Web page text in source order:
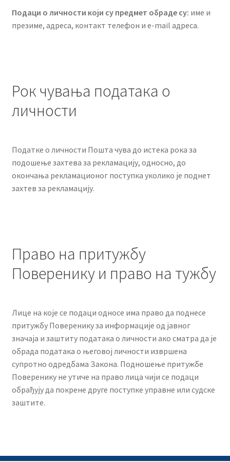
Подаци о личности који су предмет обраде су: име и
презиме, адреса, контакт телефон и e-mail адреса.
Рок чувања података о
личности
Податке о личности Пошта чува до истека рока за
подошење захтева за рекламацију, односно, до
окончања рекламационог поступка уколико је поднет
захтев за рекламацију.
Право на притужбу
Поверенику и право на тужбу
Лице на које се подаци односе има право да поднесе
притужбу Поверенику за информације од јавног
значаја и заштиту података о личности ако сматра да је
обрада података о његовој личности извршена
супротно одредбама Закона. Подношење притужбе
Поверенику не утиче на право лица чији се подаци
обрађују да покрене друге поступке управне или судске
заштите.